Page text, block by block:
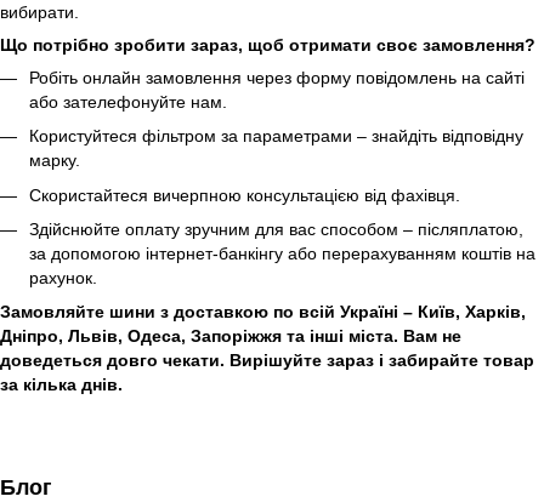
вибирати.
Що потрібно зробити зараз, щоб отримати своє замовлення?
Робіть онлайн замовлення через форму повідомлень на сайті
або зателефонуйте нам.
Користуйтеся фільтром за параметрами – знайдіть відповідну
марку.
Скористайтеся вичерпною консультацією від фахівця.
Здійснюйте оплату зручним для вас способом – післяплатою,
за допомогою інтернет-банкінгу або перерахуванням коштів на
рахунок.
Замовляйте шини з доставкою по всій Україні – Київ, Харків,
Дніпро, Львів, Одеса, Запоріжжя та інші міста. Вам не
доведеться довго чекати. Вирішуйте зараз і забирайте товар
за кілька днів.
Блог